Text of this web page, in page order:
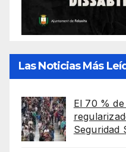
Las Noticias Más
El 70 %
Seguridad